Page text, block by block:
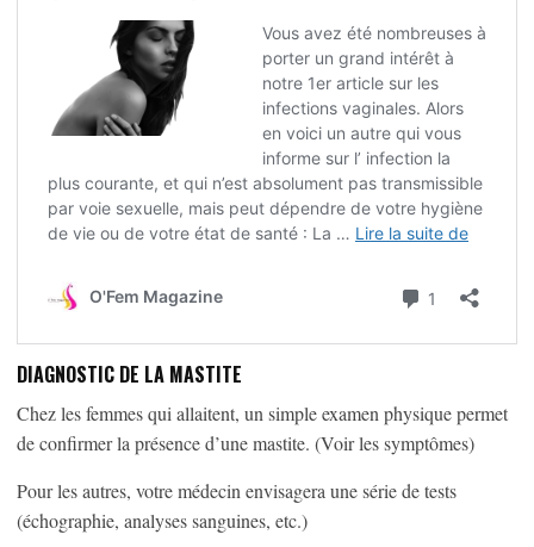
DIAGNOSTIC DE LA MASTITE
Chez les femmes qui allaitent, un simple examen physique permet
de confirmer la présence d’une mastite. (Voir les symptômes)
Pour les autres, votre médecin envisagera une série de tests
(échographie, analyses sanguines, etc.)